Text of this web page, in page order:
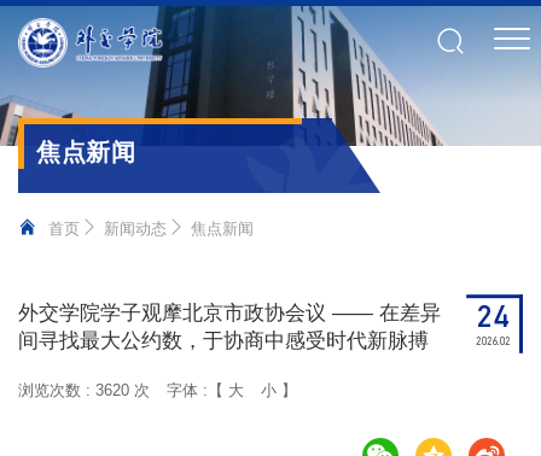
焦点新闻
首页 新闻动态 焦点新闻
外交学院学子观摩北京市政协会议 —— 在差异
间寻找最大公约数，于协商中感受时代新脉搏
浏览次数 : 3620 次 字体 :【 大 小 】
24
2026.02